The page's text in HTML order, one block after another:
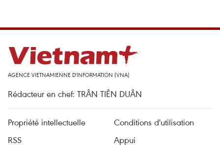
AGENCE VIETNAMIENNE D'INFORMATION (VNA)
Rédacteur en chef: TRÂN TIÊN DUÂN
Propriété intellectuelle
Conditions d'utilisation
RSS
Appui